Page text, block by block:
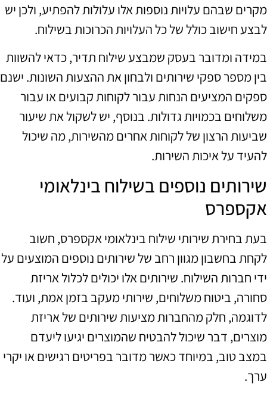
מקרים שבהם עלויות נוספות אלו עלולות להפתיע, ולכן יש
לבצע חישוב כולל של כל העלויות הכרוכות בשילוח.
במידה ומדובר בעסק שמבצע שילוח תדיר, כדאי להשוות
בין מספר ספקי שירותים ולבחון את ההצעות השונות. ישנם
ספקים המציעים הנחות עבור לקוחות קבועים או עבור
משלוחים בכמויות גדולות. בנוסף, יש לשקול את שיעור
שביעות הרצון של לקוחות אחרים מהשירות, מה שיכול
להעיד על איכות השירות.
שירותים נוספים בשילוח בינלאומי
אקספרס
בעת בחירת שירותי שילוח בינלאומי אקספרס, חשוב
לקחת בחשבון מגוון רחב של שירותים נוספים המוצעים על
ידי חברות השילוח. שירותים אלו יכולים לכלול אריזת
סחורה, ביטוח משלוחים, שירותי מעקב בזמן אמת, ועוד.
לדוגמה, חלק מהחברות מציעות שירותים של אריזת
מוצרים, דבר שיכול להבטיח שהמוצרים יגיעו ליעדם
במצב טוב, במיוחד כאשר מדובר בפריטים רגישים או יקרי
ערך.